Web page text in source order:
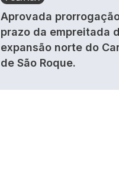
Aprovada
prazo da empreitada
expansão norte do
de São Roque.